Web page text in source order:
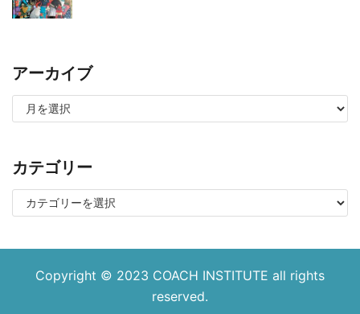
アーカイブ
カテゴリー
Copyright © 2023 COACH INSTITUTE all rights
reserved.